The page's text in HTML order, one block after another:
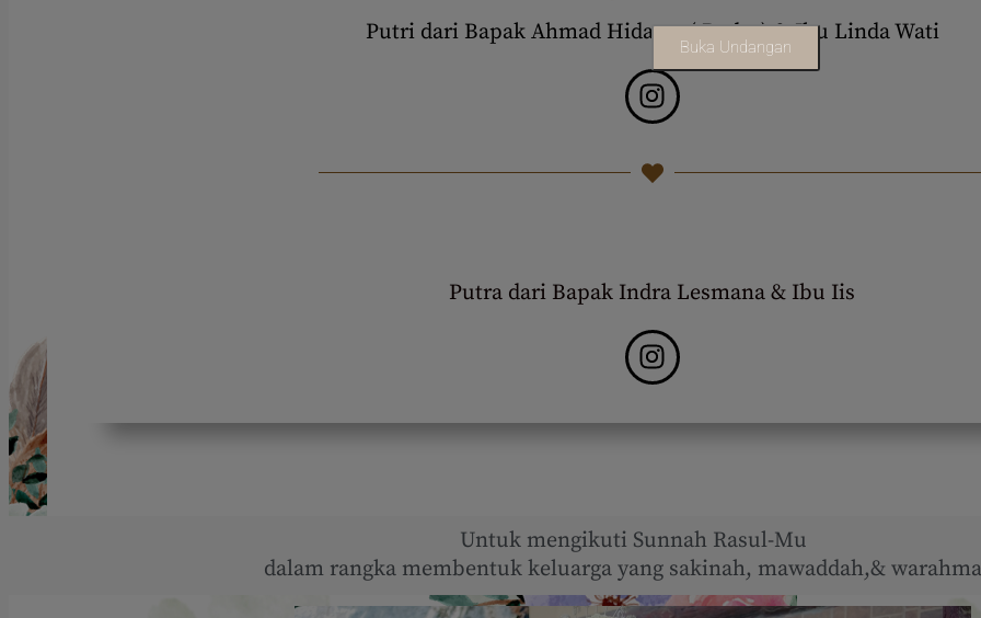
Putri dari Bapak Ahmad Hidayat ( Daday) & Ibu Linda Wati
Putra dari Bapak Indra Lesmana & Ibu Iis
Untuk mengikuti Sunnah Rasul-Mu
dalam rangka membentuk keluarga yang sakinah, mawaddah,&
Buka Undangan